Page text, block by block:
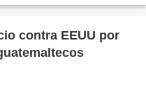
contra EEUU por